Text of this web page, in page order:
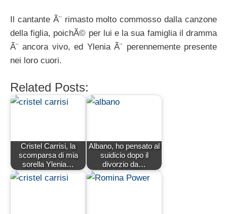
Il cantante Ã¨ rimasto molto commosso dalla canzone
della figlia, poichÃ© per lui e la sua famiglia il dramma
Ã¨ ancora vivo, ed Ylenia Ã¨ perennemente presente
nei loro cuori.
Related Posts:
Cristel Carrisi, la
scomparsa di mia
sorella Ylenia…
Albano, ho pensato al
suidicio dopo il
divorzio da…